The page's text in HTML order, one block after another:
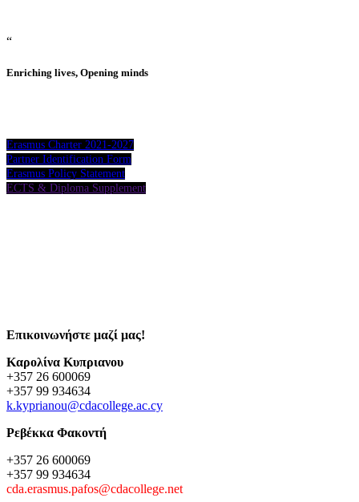
“
Enriching lives, Opening minds
Erasmus Charter 2021-2027
Partner Identification Form
Erasmus Policy Statement
ECTS & Diploma Supplement
Επικοινωνήστε μαζί μας!
Καρολίνα Κυπριανου
+357 26 600069
+357 99 934634
k.kyprianou@cdacollege.ac.cy
Ρεβέκκα Φακοντή
+357 26 600069
+357 99 934634
cda.erasmus.pafos@cdacollege.net